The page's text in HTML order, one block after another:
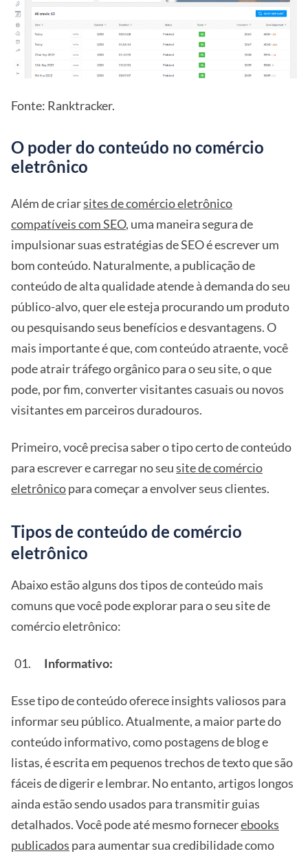
Fonte: Ranktracker.
O poder do conteúdo no comércio
eletrônico
Além de criarsites de comércio eletrônico
compatíveis com SEO, uma maneira segura de
impulsionar suas estratégias de SEO é escrever um
bom conteúdo. Naturalmente, a publicação de
conteúdo de alta qualidade atende à demanda do seu
público-alvo, quer ele esteja procurando um produto
ou pesquisando seus benefícios e desvantagens. O
mais importante é que, com conteúdo atraente, você
pode atrair tráfego orgânico para o seu site, o que
pode, por fim, converter visitantes casuais ou novos
visitantes em parceiros duradouros.
Primeiro, você precisa saber o tipo certo de conteúdo
para escrever e carregar no seusite de comércio
eletrônicopara começar a envolver seus clientes.
Tipos de conteúdo de comércio
eletrônico
Abaixo estão alguns dos tipos de conteúdo mais
comuns que você pode explorar para o seu site de
comércio eletrônico:
Informativo:
Esse tipo de conteúdo oferece insights valiosos para
informar seu público. Atualmente, a maior parte do
conteúdo informativo, como postagens de blog e
listas, é escrita em pequenos trechos de texto que são
fáceis de digerir e lembrar. No entanto, artigos longos
ainda estão sendo usados para transmitir guias
detalhados. Você pode até mesmo fornecerebooks
publicados para aumentar sua credibilidade como